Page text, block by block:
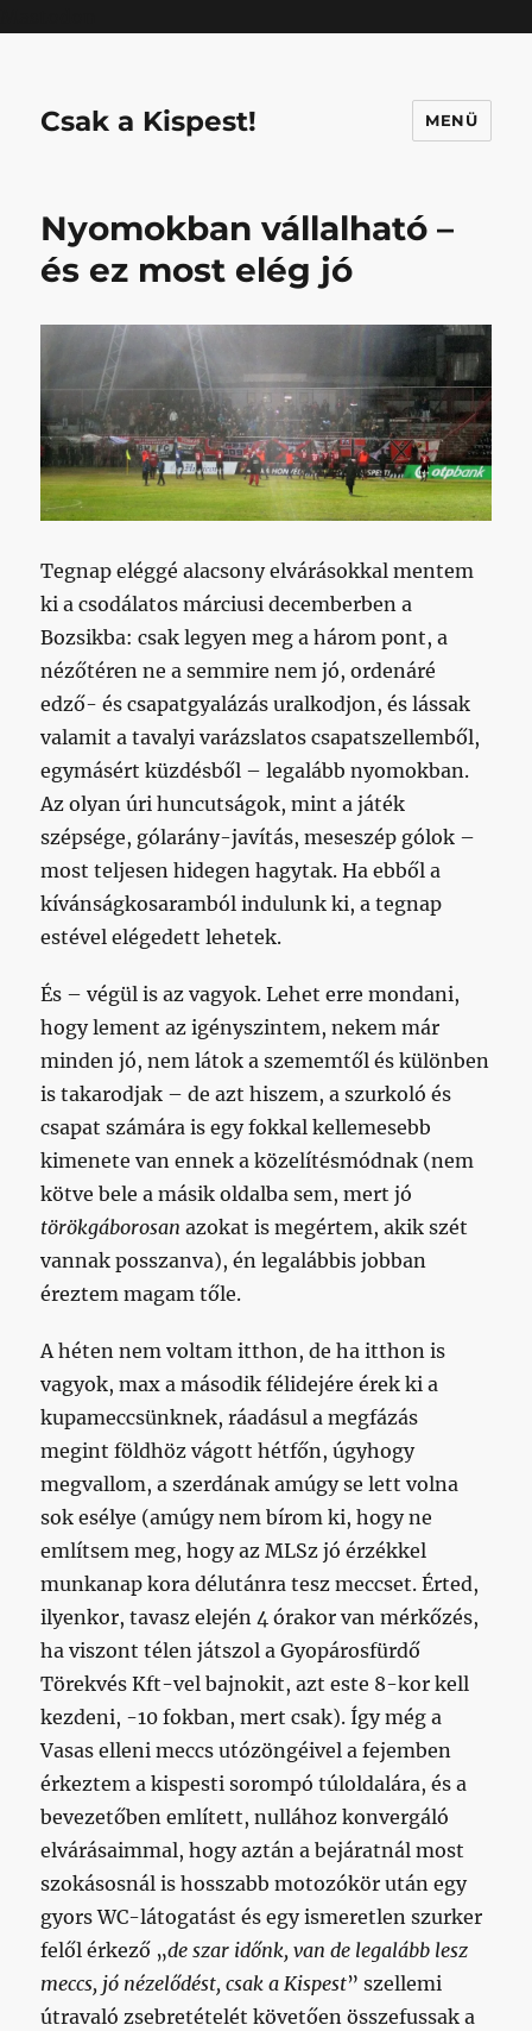
Csak a Kispest! MENÜ
Nyomokban vállalható –
és ez most elég jó
Tegnap eléggé alacsony elvárásokkal mentem
ki a csodálatos márciusi decemberben a
Bozsikba: csak legyen meg a három pont, a
nézőtéren ne a semmire nem jó, ordenáré
edző- és csapatgyalázás uralkodjon, és lássak
valamit a tavalyi varázslatos csapatszellemből,
egymásért küzdésből – legalább nyomokban.
Az olyan úri huncutságok, mint a játék
szépsége, gólarány-javítás, meseszép gólok –
most teljesen hidegen hagytak. Ha ebből a
kívánságkosaramból indulunk ki, a tegnap
estével elégedett lehetek.
És – végül is az vagyok. Lehet erre mondani,
hogy lement az igényszintem, nekem már
minden jó, nem látok a szememtől és különben
is takarodjak – de azt hiszem, a szurkoló és
csapat számára is egy fokkal kellemesebb
kimenete van ennek a közelítésmódnak (nem
kötve bele a másik oldalba sem, mert jó
törökgáborosan azokat is megértem, akik szét
vannak posszanva), én legalábbis jobban
éreztem magam tőle.
A héten nem voltam itthon, de ha itthon is
vagyok, max a második félidejére érek ki a
kupameccsünknek, ráadásul a megfázás
megint földhöz vágott hétfőn, úgyhogy
megvallom, a szerdának amúgy se lett volna
sok esélye (amúgy nem bírom ki, hogy ne
említsem meg, hogy az MLSz jó érzékkel
munkanap kora délutánra tesz meccset. Érted,
ilyenkor, tavasz elején 4 órakor van mérkőzés,
ha viszont télen játszol a Gyopárosfürdő
Törekvés Kft-vel bajnokit, azt este 8-kor kell
kezdeni, -10 fokban, mert csak). Így még a
Vasas elleni meccs utózöngéivel a fejemben
érkeztem a kispesti sorompó túloldalára, és a
bevezetőben említett, nullához konvergáló
elvárásaimmal, hogy aztán a bejáratnál most
szokásosnál is hosszabb motozókör után egy
gyors WC-látogatást és egy ismeretlen szurker
felől érkező „de szar időnk, van de legalább lesz
meccs, jó nézelődést, csak a Kispest” szellemi
útravaló zsebretételét követően összefussak a